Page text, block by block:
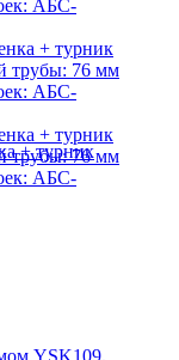
+ турник